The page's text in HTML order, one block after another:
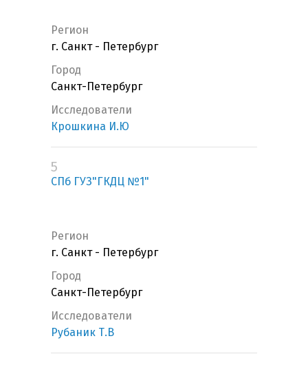
Регион
г. Санкт - Петербург
Город
Санкт-Петербург
Исследователи
Крошкина И.Ю
5
СПб ГУЗ"ГКДЦ №1"
Регион
г. Санкт - Петербург
Город
Санкт-Петербург
Исследователи
Рубаник Т.В